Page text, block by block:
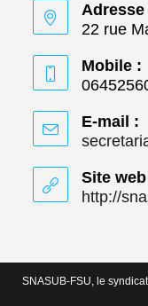
Adresse
22 rue
Mobile :
E-mail :
Site
http://
SNASUB-FSU, le